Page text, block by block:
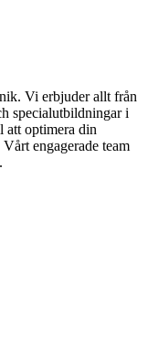
Vi erbjuder allt från
specialutbildningar i
att optimera din
engagerade team